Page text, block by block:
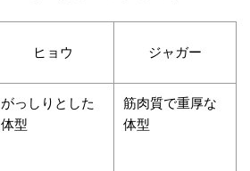
ヒョウ ジャガー
がっしりとした
体型
筋肉質で重厚な
体型